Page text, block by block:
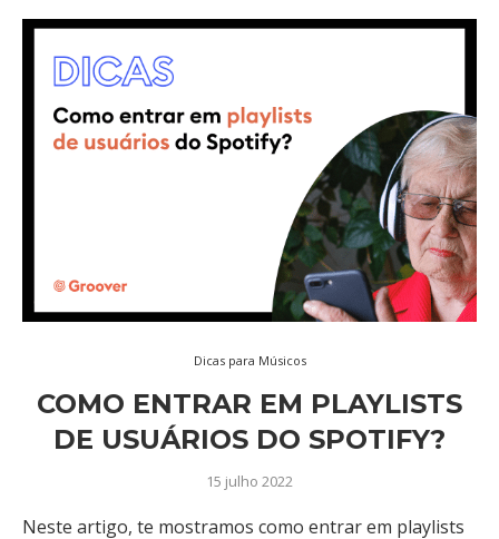
Dicas para Músicos
COMO ENTRAR EM PLAYLISTS
DE USUÁRIOS DO SPOTIFY?
15 julho 2022
Neste artigo, te mostramos como entrar em playlists